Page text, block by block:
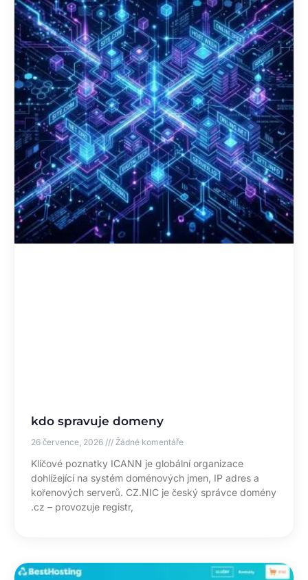
kdo spravuje domeny
26 července, 2026 Žádné komentáře
Klíčové poznatky ICANN je globální organizace
dohlížející na systém doménových jmen, IP adres a
kořenových serverů. CZ.NIC je český správce domény
.cz – provozuje registr,